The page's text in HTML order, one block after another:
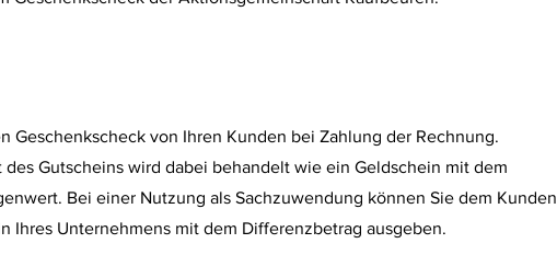
Geschenkscheck von Ihren Kunden bei Zahlung der Rechnung.
des Gutscheins wird dabei behandelt wie ein Geldschein mit dem
Bei einer Nutzung als Sachzuwendung können Sie dem Kunden
Ihres Unternehmens mit dem Differenzbetrag ausgeben.